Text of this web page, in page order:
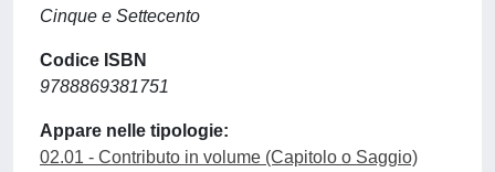
Cinque e Settecento
Codice ISBN
9788869381751
Appare nelle tipologie:
02.01 - Contributo in volume (Capitolo o Saggio)